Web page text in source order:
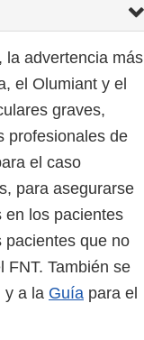
, la advertencia más
el Olumiant y el
graves,
profesionales de
el caso
para asegurarse
en los pacientes
pacientes que no
FNT. También se
y a la Guía para el